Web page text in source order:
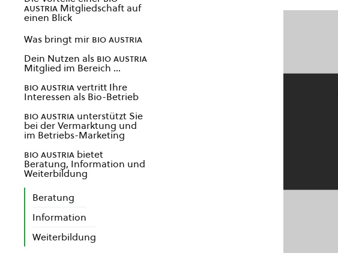
austria Mitgliedschaft auf
einen Blick
Was bringt mir bio austria
Dein Nutzen als bio austria
Mitglied im Bereich …
bio austriavertritt Ihre
Interessen als Bio-Betrieb
bio austria unterstützt Sie
bei der Vermarktung und
im Betriebs-Marketing
bio austria bietet
Beratung, Information und
Weiterbildung
Beratung
Information
Weiterbildung